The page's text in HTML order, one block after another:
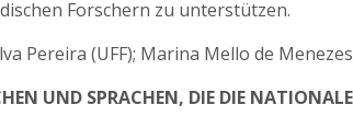
Forschern zu unterstützen.
Pereira (UFF); Marina Mello de Menezes
UND SPRACHEN, DIE DIE